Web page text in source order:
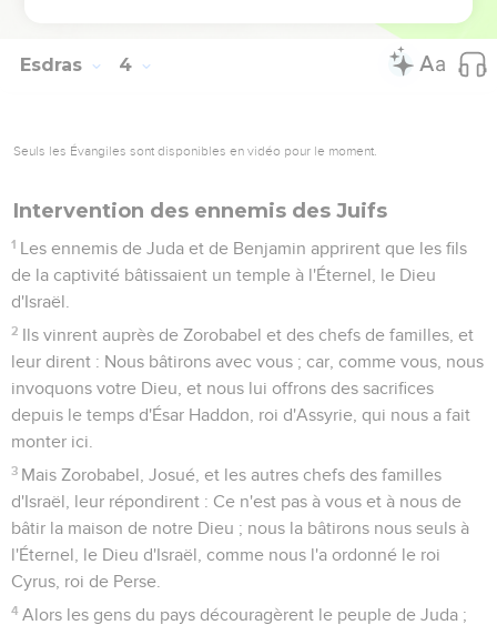
Esdras 4
Seuls les Évangiles sont disponibles en vidéo pour le moment.
Intervention des ennemis des Juifs
1 Les ennemis de Juda et de Benjamin apprirent que les fils
de la captivité bâtissaient un temple à l'Éternel, le Dieu
d'Israël.
2 Ils vinrent auprès de Zorobabel et des chefs de familles, et
leur dirent : Nous bâtirons avec vous ; car, comme vous, nous
invoquons votre Dieu, et nous lui offrons des sacrifices
depuis le temps d'Ésar Haddon, roi d'Assyrie, qui nous a fait
monter ici.
3 Mais Zorobabel, Josué, et les autres chefs des familles
d'Israël, leur répondirent : Ce n'est pas à vous et à nous de
bâtir la maison de notre Dieu ; nous la bâtirons nous seuls à
l'Éternel, le Dieu d'Israël, comme nous l'a ordonné le roi
Cyrus, roi de Perse.
4 Alors les gens du pays découragèrent le peuple de Juda ;